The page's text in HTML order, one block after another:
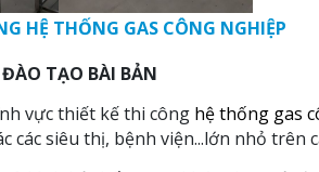
HỆ THỐNG GAS CÔNG NGHIỆP
TẠO BÀI BẢN
vực thiết kế thi công hệ thống gas
các siêu thị, bệnh viện...lớn nhỏ trên